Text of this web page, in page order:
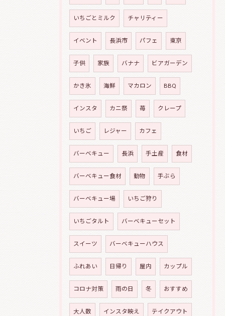
いちごとミルク チャリティー
イベント 長浜市 パフェ 東京
子供 家族 バナナ ビアガーデン
かき氷 海鮮 マカロン BBQ
インスタ カニ祭 苺 クレープ
いちご レジャー カフェ
バーベキュー 長浜 手土産 食材
バーベキュー食材 動物 手ぶら
バーベキュー場 いちご狩り
いちごタルト バーベキューセット
スイーツ バーベキューハウス
ふれあい 日帰り 屋内 カップル
コロナ対策 雨の日 冬 おすすめ
大人数 インスタ映え テイクアウト